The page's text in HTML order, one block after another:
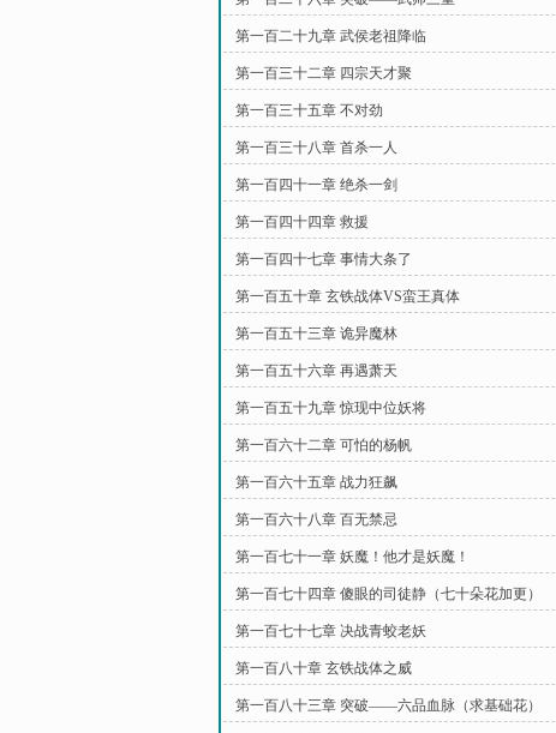
第一百二十九章 武侯老祖降临
第一百三十二章 四宗天才聚
第一百三十五章 不对劲
第一百三十八章 首杀一人
第一百四十一章 绝杀一剑
第一百四十四章 救援
第一百四十七章 事情大条了
第一百五十章 玄铁战体VS蛮王真体
第一百五十三章 诡异魔林
第一百五十六章 再遇萧天
第一百五十九章 惊现中位妖将
第一百六十二章 可怕的杨帆
第一百六十五章 战力狂飙
第一百六十八章 百无禁忌
第一百七十一章 妖魔！他才是妖魔！
第一百七十四章 傻眼的司徒静（七十朵花加更）
第一百七十七章 决战青蛟老妖
第一百八十章 玄铁战体之威
第一百八十三章 突破——六品血脉（求基础花）